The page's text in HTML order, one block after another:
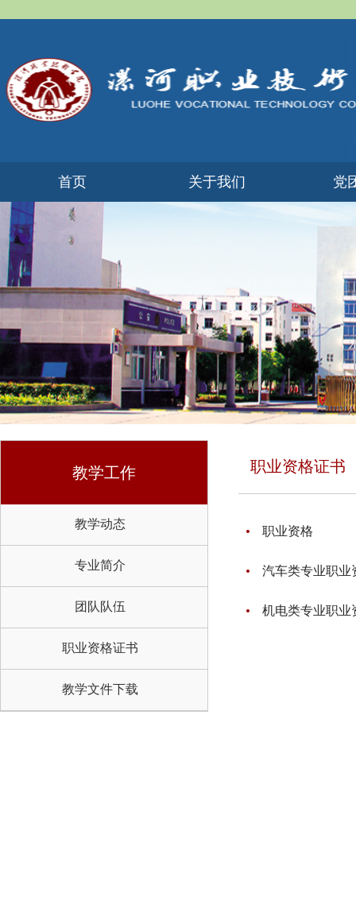
首页 关于我们 党
教学工作
教学动态
专业简介
团队队伍
职业资格证书
教学文件下载
职业资格证书
职业资格
汽车类专业职业
机电类专业职业